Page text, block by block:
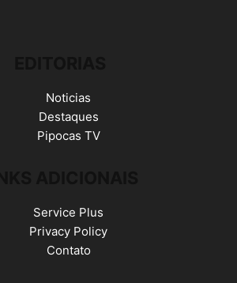
Noticias
Destaques
Pipocas TV
Service Plus
Privacy Policy
Contato